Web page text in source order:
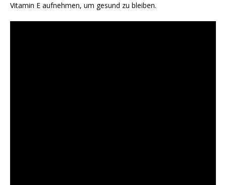
Vitamin E aufnehmen, um gesund zu bleiben.